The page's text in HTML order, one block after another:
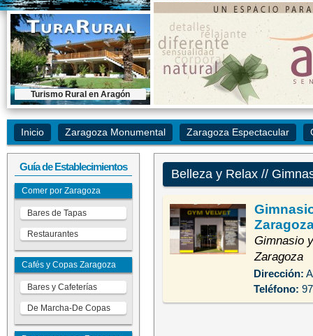
Turismo Rural en Aragón
Contratar este espacio...
Inicio Zaragoza Monumental Zaragoza Espectacular
Guía de Establecimientos
Comer por Zaragoza
Bares de Tapas
Restaurantes
Cafés y Copas Zaragoza
Bares y Cafeterías
De Marcha-De Copas
Belleza y Relax //
Gimnasio
Zaragoza
Dirección:
Teléfono: